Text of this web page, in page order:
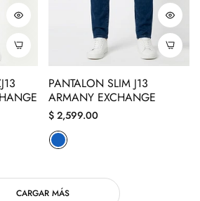
PANTALON SLIM J13
ARMANY EXCHANGE
Precio
regular
$ 2,599.00
CARGAR MÁS